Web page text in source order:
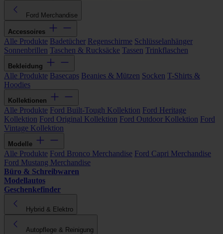
Ford Merchandise
Accessoires
Alle Produkte Badetücher Regenschirme Schlüsselanhänger
Sonnenbrillen Taschen & Rucksäcke Tassen Trinkflaschen
Bekleidung
Alle Produkte Basecaps Beanies & Mützen Socken T-Shirts &
Hoodies
Kollektionen
Alle Produkte Ford Built-Tough Kollektion Ford Heritage
Kollektion Ford Original Kollektion Ford Outdoor Kollektion Ford
Vintage Kollektion
Modelle
Alle Produkte Ford Bronco Merchandise Ford Capri Merchandise
Ford Mustang Merchandise
Büro & Schreibwaren
Modellautos
Geschenkefinder
Hybrid & Elektro
Autopflege & Reinigung